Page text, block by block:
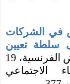
في الشركات
سلطة تعيين
، م النقض الفرنسية، 19
الاجتماعي